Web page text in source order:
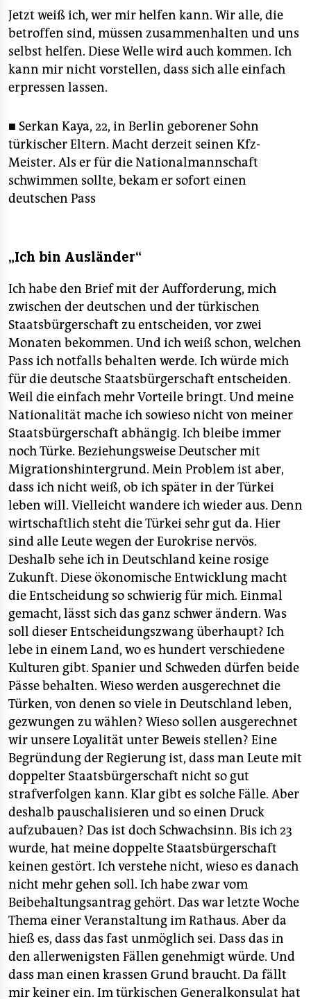
Jetzt weiß ich, wer mir helfen kann. Wir alle, die
betroffen sind, müssen zusammenhalten und uns
selbst helfen. Diese Welle wird auch kommen. Ich
kann mir nicht vorstellen, dass sich alle einfach
erpressen lassen.
■ Serkan Kaya, 22, in Berlin geborener Sohn
türkischer Eltern. Macht derzeit seinen Kfz-
Meister. Als er für die Nationalmannschaft
schwimmen sollte, bekam er sofort einen
deutschen Pass
„Ich bin Ausländer“
Ich habe den Brief mit der Aufforderung, mich
zwischen der deutschen und der türkischen
Staatsbürgerschaft zu entscheiden, vor zwei
Monaten bekommen. Und ich weiß schon, welchen
Pass ich notfalls behalten werde. Ich würde mich
für die deutsche Staatsbürgerschaft entscheiden.
Weil die einfach mehr Vorteile bringt. Und meine
Nationalität mache ich sowieso nicht von meiner
Staatsbürgerschaft abhängig. Ich bleibe immer
noch Türke. Beziehungsweise Deutscher mit
Migrationshintergrund. Mein Problem ist aber,
dass ich nicht weiß, ob ich später in der Türkei
leben will. Vielleicht wandere ich wieder aus. Denn
wirtschaftlich steht die Türkei sehr gut da. Hier
sind alle Leute wegen der Eurokrise nervös.
Deshalb sehe ich in Deutschland keine rosige
Zukunft. Diese ökonomische Entwicklung macht
die Entscheidung so schwierig für mich. Einmal
gemacht, lässt sich das ganz schwer ändern. Was
soll dieser Entscheidungszwang überhaupt? Ich
lebe in einem Land, wo es hundert verschiedene
Kulturen gibt. Spanier und Schweden dürfen beide
Pässe behalten. Wieso werden ausgerechnet die
Türken, von denen so viele in Deutschland leben,
gezwungen zu wählen? Wieso sollen ausgerechnet
wir unsere Loyalität unter Beweis stellen? Eine
Begründung der Regierung ist, dass man Leute mit
doppelter Staatsbürgerschaft nicht so gut
strafverfolgen kann. Klar gibt es solche Fälle. Aber
deshalb pauschalisieren und so einen Druck
aufzubauen? Das ist doch Schwachsinn. Bis ich 23
wurde, hat meine doppelte Staatsbürgerschaft
keinen gestört. Ich verstehe nicht, wieso es danach
nicht mehr gehen soll. Ich habe zwar vom
Beibehaltungsantrag gehört. Das war letzte Woche
Thema einer Veranstaltung im Rathaus. Aber da
hieß es, dass das fast unmöglich sei. Dass das in
den allerwenigsten Fällen genehmigt würde. Und
dass man einen krassen Grund braucht. Da fällt
mir keiner ein. Im türkischen Generalkonsulat hat